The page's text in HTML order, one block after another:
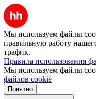
Мы используем файлы
правильную работу
трафик.
Правила использования
Мы используем файлы
файлов cookie
Понятно